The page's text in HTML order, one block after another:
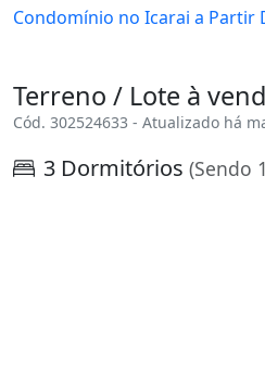
Condomínio no Icarai a Partir
Terreno / Lote à
Cód. 302524633 - Atualizado há
3 Dormitórios (Sendo